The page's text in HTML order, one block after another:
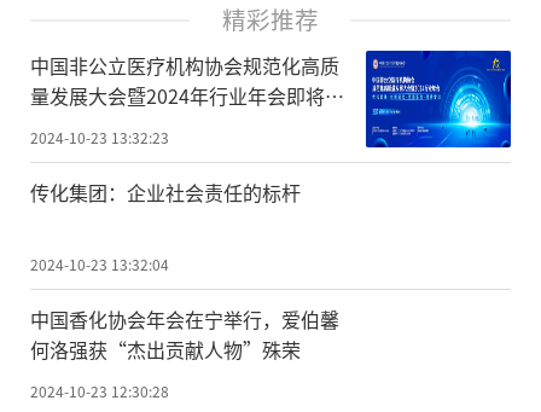
精彩推荐
中国非公立医疗机构协会规范化高质
量发展大会暨2024年行业年会即将盛
大启幕！
2024-10-23 13:32:23
传化集团：企业社会责任的标杆
2024-10-23 13:32:04
中国香化协会年会在宁举行，爱伯馨
何洛强获“杰出贡献人物”殊荣
2024-10-23 12:30:28